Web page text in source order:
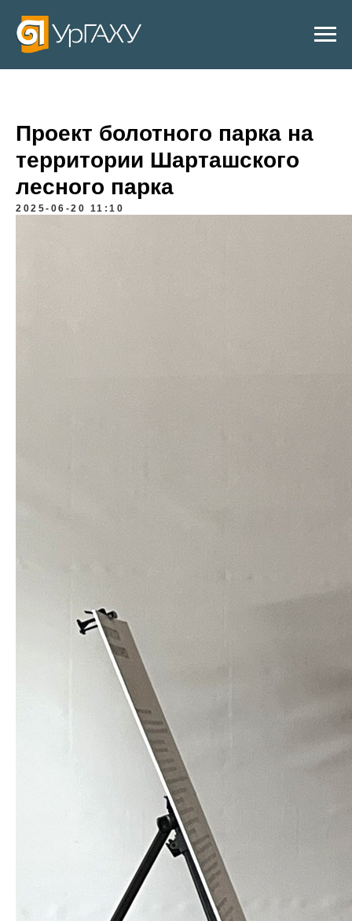
Проект болотного парка на
территории Шарташского
лесного парка
2025-06-20 11:10